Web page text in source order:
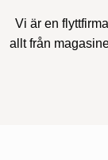
Vi är en
allt från